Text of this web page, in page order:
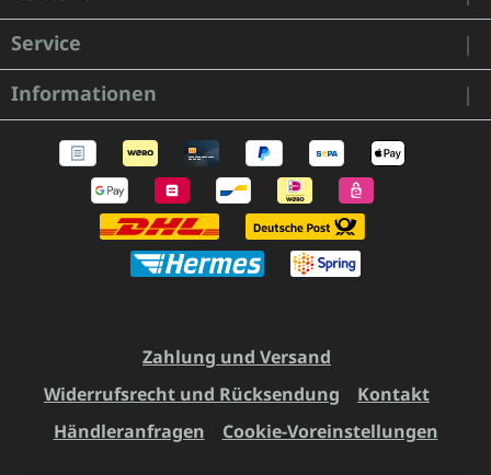
Service
Informationen
Zahlung und Versand
Widerrufsrecht und Rücksendung
Kontakt
Händleranfragen
Cookie-Voreinstellungen